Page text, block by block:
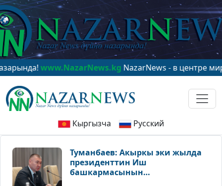
www.NazarNews.kgNazarNews - в центре мирового
Кыргызча Русский
Туманбаев: Акыркы эки жылда
президенттин Иш
башкармасынын